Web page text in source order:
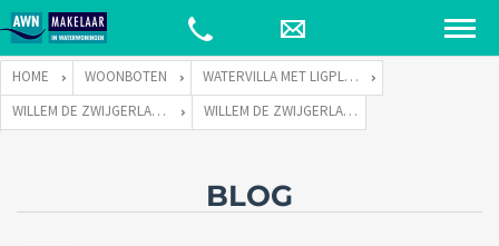
HOME WOONBOTEN
WATERVILLA MET LIGPLAATS
WILLEM DE ZWIJGERLAAN 262 TE 1055 RE AMSTERDAM
WILLEM DE ZWIJGERLAAN 262-39
BLOG